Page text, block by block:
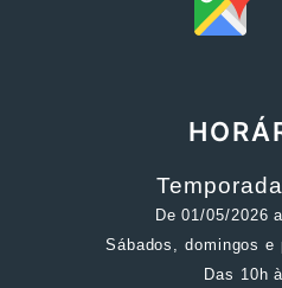
De 01/05/2026
Sábados, domingos
Das 10h